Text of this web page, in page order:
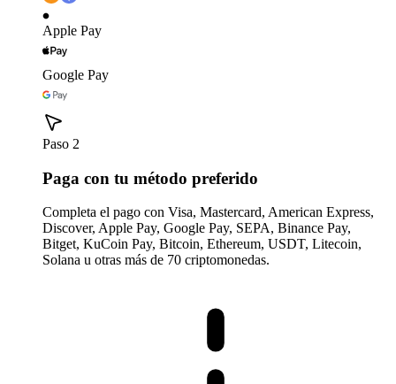
Apple Pay
Google Pay
Paso 2
Paga con tu método preferido
Completa el pago con Visa, Mastercard, American Express,
Discover, Apple Pay, Google Pay, SEPA, Binance Pay,
Bitget, KuCoin Pay, Bitcoin, Ethereum, USDT, Litecoin,
Solana u otras más de 70 criptomonedas.